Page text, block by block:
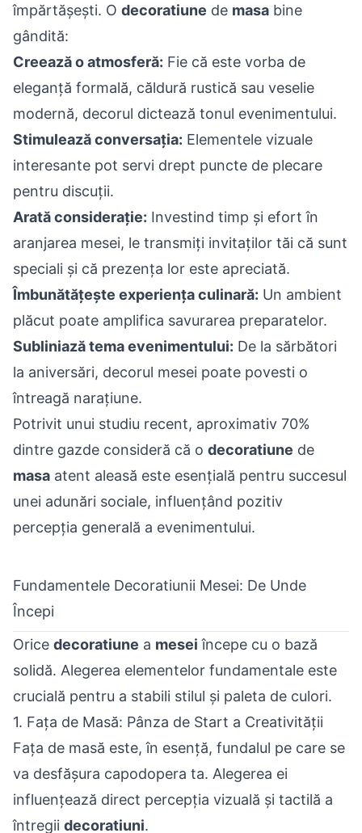
împărtășești. O decoratiune de masa bine
gândită:
Creează o atmosferă: Fie că este vorba de
eleganță formală, căldură rustică sau veselie
modernă, decorul dictează tonul evenimentului.
Stimulează conversația: Elementele vizuale
interesante pot servi drept puncte de plecare
pentru discuții.
Arată considerație: Investind timp și efort în
aranjarea mesei, le transmiți invitaților tăi că sunt
speciali și că prezența lor este apreciată.
Îmbunătățește experiența culinară: Un ambient
plăcut poate amplifica savurarea preparatelor.
Subliniază tema evenimentului: De la sărbători
la aniversări, decorul mesei poate povesti o
întreagă narațiune.
Potrivit unui studiu recent, aproximativ 70%
dintre gazde consideră că o decoratiune de
masa atent aleasă este esențială pentru succesul
unei adunări sociale, influențând pozitiv
percepția generală a evenimentului.
Fundamentele Decoratiunii Mesei: De Unde
Începi
Orice decoratiune a mesei începe cu o bază
solidă. Alegerea elementelor fundamentale este
crucială pentru a stabili stilul și paleta de culori.
1. Fața de Masă: Pânza de Start a Creativității
Fața de masă este, în esență, fundalul pe care se
va desfășura capodopera ta. Alegerea ei
influențează direct percepția vizuală și tactilă a
întregii decoratiuni.